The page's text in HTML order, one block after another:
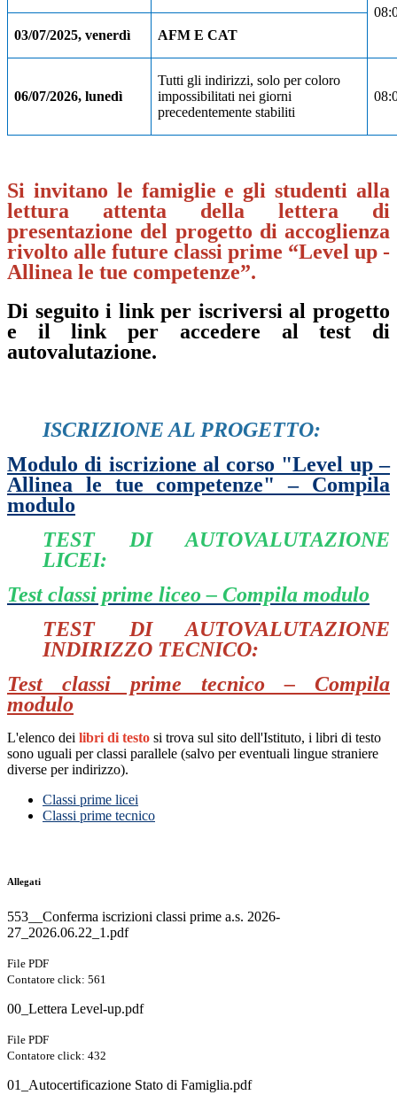
03/07/2025, venerdì
AFM E CAT
06/07/2026, lunedì
Tutti gli indirizzi, solo per coloro
impossibilitati nei giorni
precedentemente stabiliti
Si invitano le famiglie e gli studenti alla
lettura attenta della lettera di
presentazione del progetto di accoglienza
rivolto alle future classi prime “Level up -
Allinea le tue competenze”.
Di seguito i link per iscriversi al progetto
e il link per accedere al test di
autovalutazione.
ISCRIZIONE AL PROGETTO:
Modulo di iscrizione al corso "Level up –
Allinea le tue competenze" – Compila
modulo
TEST DI AUTOVALUTAZIONE
LICEI:
Test classi prime liceo – Compila modulo
TEST DI AUTOVALUTAZIONE
INDIRIZZO TECNICO:
Test classi prime tecnico – Compila
modulo
L'elenco dei libri di testo si trova sul sito dell'Istituto, i libri di testo
sono uguali per classi parallele (salvo per eventuali lingue straniere
diverse per indirizzo).
Classi prime licei
Classi prime tecnico
Allegati
553__Conferma iscrizioni classi prime a.s. 2026-
27_2026.06.22_1.pdf
File PDF
Contatore click: 561
00_Lettera Level-up.pdf
File PDF
Contatore click: 432
01_Autocertificazione Stato di Famiglia.pdf